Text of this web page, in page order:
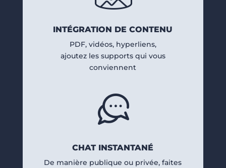
INTÉGRATION DE CONTENU
PDF, vidéos, hyperliens,
ajoutez les supports qui vous
conviennent
CHAT INSTANTANÉ
De manière publique ou privée, faites